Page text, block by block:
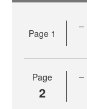
Page 1
Page
2